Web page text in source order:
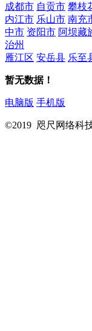
成都市 自贡市 攀枝
内江市 乐山市 南充
中市 资阳市 阿坝藏
治州
雁江区 安岳县 乐至
暂无数据！
电脑版 手机版
©2019 咫尺网络科